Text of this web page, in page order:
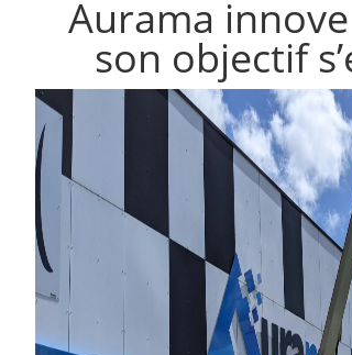
Aurama
son objectif